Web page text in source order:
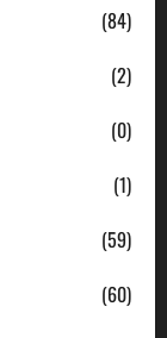
(84)
(2)
(0)
(1)
(59)
(60)